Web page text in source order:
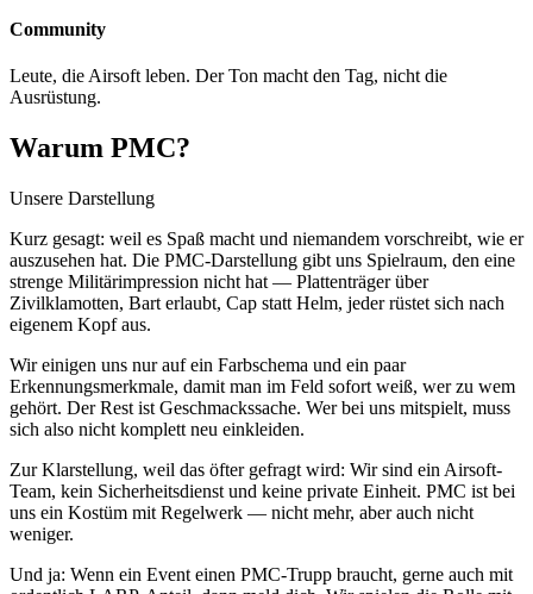
Community
Leute, die Airsoft leben. Der Ton macht den Tag, nicht die
Ausrüstung.
Warum PMC?
Unsere Darstellung
Kurz gesagt: weil es Spaß macht und niemandem vorschreibt, wie er
auszusehen hat. Die PMC-Darstellung gibt uns Spielraum, den eine
strenge Militärimpression nicht hat — Plattenträger über
Zivilklamotten, Bart erlaubt, Cap statt Helm, jeder rüstet sich nach
eigenem Kopf aus.
Wir einigen uns nur auf ein Farbschema und ein paar
Erkennungsmerkmale, damit man im Feld sofort weiß, wer zu wem
gehört. Der Rest ist Geschmackssache. Wer bei uns mitspielt, muss
sich also nicht komplett neu einkleiden.
Zur Klarstellung, weil das öfter gefragt wird: Wir sind ein Airsoft-
Team, kein Sicherheitsdienst und keine private Einheit. PMC ist bei
uns ein Kostüm mit Regelwerk — nicht mehr, aber auch nicht
weniger.
Und ja: Wenn ein Event einen PMC-Trupp braucht, gerne auch mit